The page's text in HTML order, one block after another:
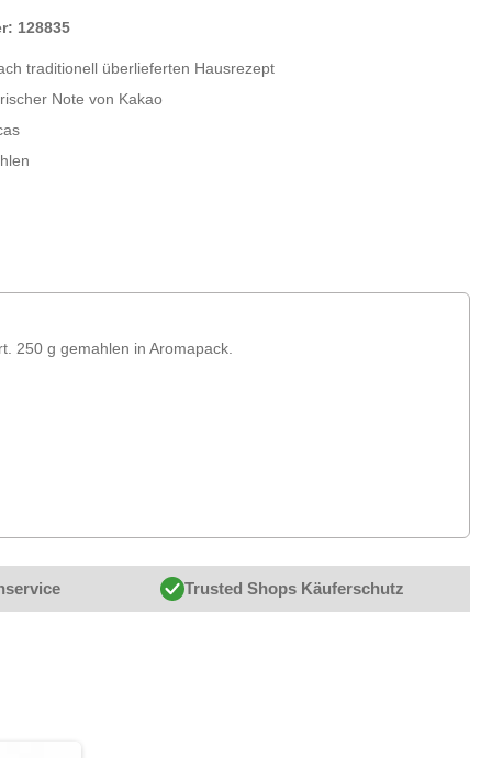
128835
traditionell überlieferten Hausrezept
Note von Kakao
250 g gemahlen in Aromapack.
Trusted Shops Käuferschutz